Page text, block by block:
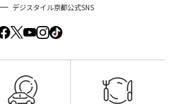
デジスタイル京都公式SNS